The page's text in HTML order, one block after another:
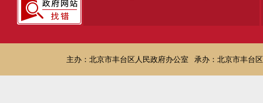
主办：北京市丰台区人民政府办公室 承办：北京市丰台